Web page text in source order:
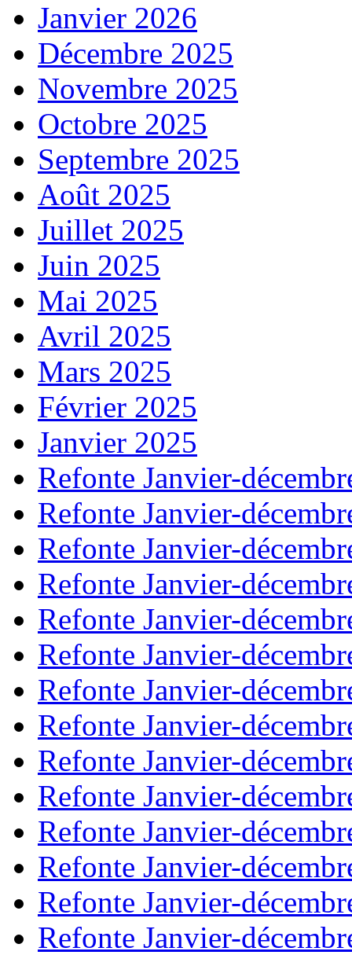
Janvier 2026
Décembre 2025
Novembre 2025
Octobre 2025
Septembre 2025
Août 2025
Juillet 2025
Juin 2025
Mai 2025
Avril 2025
Mars 2025
Février 2025
Janvier 2025
Refonte Janvier-
Refonte Janvier-
Refonte Janvier-
Refonte Janvier-
Refonte Janvier-
Refonte Janvier-
Refonte Janvier-
Refonte Janvier-
Refonte Janvier-
Refonte Janvier-
Refonte Janvier-
Refonte Janvier-
Refonte Janvier-
Refonte Janvier-